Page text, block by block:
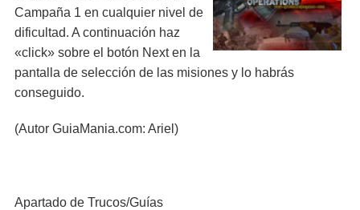
Campaña 1 en cualquier nivel de
dificultad. A continuación haz
«click» sobre el botón Next en la
pantalla de selección de las misiones y lo habrás
conseguido.
(Autor GuiaMania.com: Ariel)
Apartado de Trucos/Guías